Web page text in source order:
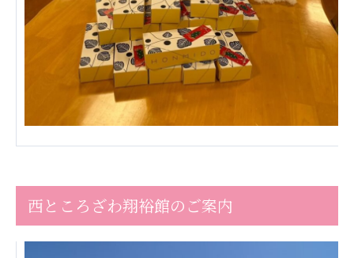
株式会社エネクト 株式会社 G.com R＆M
海外
海外グループ会社
美迪克（上海）商务咨询有限公司
共生（大連）商務諮詢有限公司
ィアン中学校
カンボジア日本友好技術教育センター
西ところざわ翔裕館のご案内